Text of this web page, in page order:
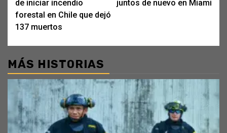
de iniciar incendio
forestal en Chile que dejó
137 muertos
juntos de nuevo en Miami
MÁS HISTORIAS